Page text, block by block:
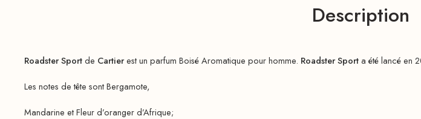
Description
Roadster Sportde Cartierest un parfum Boisé Aromatique pour homme. Roadster Sporta été lancé en
Les notes de tête sont Bergamote,
Mandarine et Fleur d’oranger d’Afrique;